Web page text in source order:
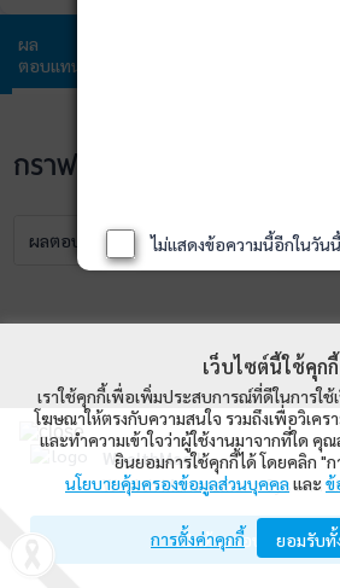
ผล
ตอบแทน
กราฟราคา NAV
ผลตอบแทน NAV
WealthMagik
Wealth Management System
เปิดด้วยแอป
ไม่แสดงข้อความนี้อีกในวันนี้
เว็บไซต์นี้ใช้คุกกี้
เราใช้คุกกี้เพื่อเพิ่มประสบการณ์ที่ดีในการใช้
โฆษณาให้ตรงกับความสนใจ รวมถึงเพื่อวิเคร
และทำความเข้าใจว่าผู้ใช้งานมาจากที่ใด คุ
ยินยอมการใช้คุกกี้ได้ โดยคลิก "
นโยบายคุ้มครองข้อมูลส่วนบุคคลและ ข้
การตั้งค่าคุกกี้ ยอมรับทั้